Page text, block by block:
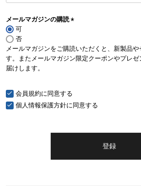
須
メールマガジンの購読
須
)
可
否
メールマガジンをご購読いただくと、新製品
す。またメールマガジン限定クーポンやプレ
届けします。
会員規約に同意する
個人情報保護方針に同意する
登録